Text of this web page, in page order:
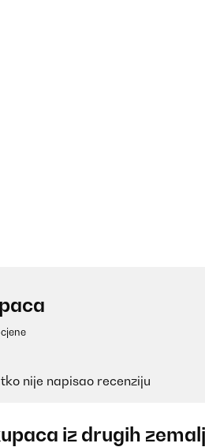
nije napisao recenziju
iz drugih